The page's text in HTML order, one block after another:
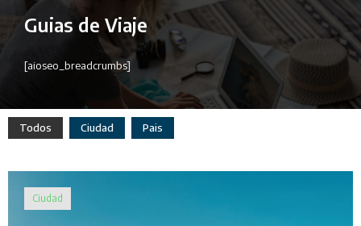
Guias de Viaje
[aioseo_breadcrumbs]
Todos Ciudad Pais
Ciudad